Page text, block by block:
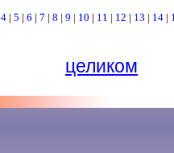
4 | 5 | 6 | 7 | 8 | 9 | 10 | 11 | 12 | 13 | 14 |
целиком